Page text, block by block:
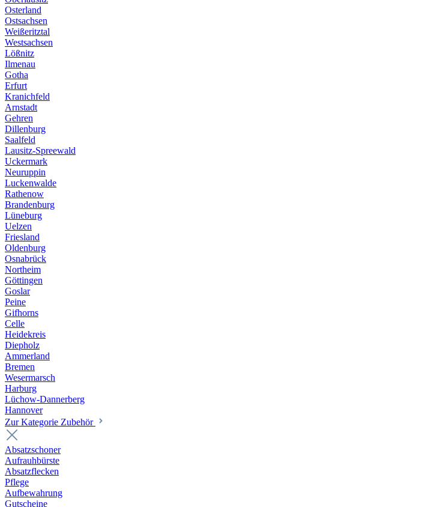
Osterland
Ostsachsen
Weißeritztal
Westsachsen
Lößnitz
Ilmenau
Gotha
Erfurt
Kranichfeld
Arnstadt
Gehren
Dillenburg
Saalfeld
Lausitz-Spreewald
Uckermark
Neuruppin
Luckenwalde
Rathenow
Brandenburg
Lüneburg
Uelzen
Friesland
Oldenburg
Osnabrück
Northeim
Göttingen
Goslar
Peine
Gifhorns
Celle
Heidekreis
Diepholz
Ammerland
Bremen
Wesermarsch
Harburg
Lüchow-Dannerberg
Hannover
Zur Kategorie Zubehör
Absatzschoner
Aufrauhbürste
Absatzflecken
Pflege
Aufbewahrung
Gutscheine